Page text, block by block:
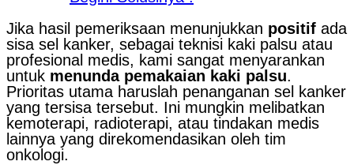
Jika hasil pemeriksaan menunjukkan positif ada
sisa sel kanker, sebagai teknisi kaki palsu atau
profesional medis, kami sangat menyarankan
untuk menunda pemakaian kaki palsu.
Prioritas utama haruslah penanganan sel kanker
yang tersisa tersebut. Ini mungkin melibatkan
kemoterapi, radioterapi, atau tindakan medis
lainnya yang direkomendasikan oleh tim
onkologi.